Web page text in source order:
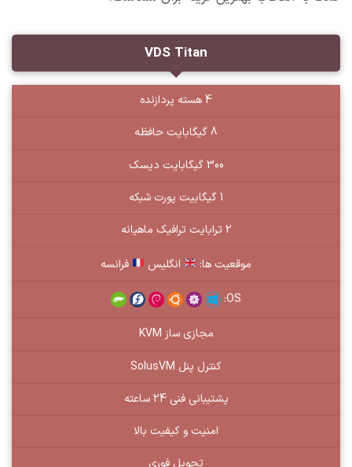
VDS Titan
4 هسته پردازنده
8 گیگابایت حافظه
300 گیگابایت دیسک
1 گیگابیت پورت شبکه
2 ترابایت ترافیک ماهیانه
موقعیت ها: انگلیس فرانسه
OS:
مجازی ساز KVM
کنترل پنل SolusVM
پشتیبانی فنی 24 ساعته
امنیت و کیفیت بالا